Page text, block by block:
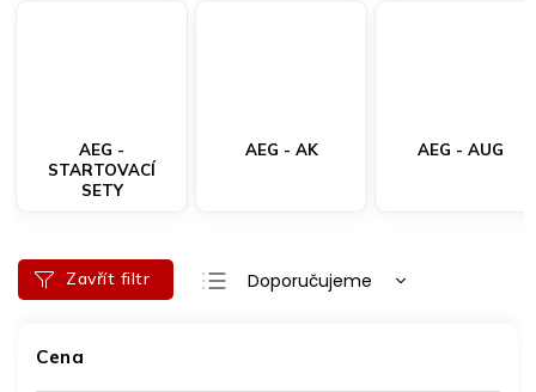
AEG -
STARTOVACÍ
SETY
AEG - AK AEG - AUG
Ř
a
Doporučujeme
Zavřít filtr
Cena